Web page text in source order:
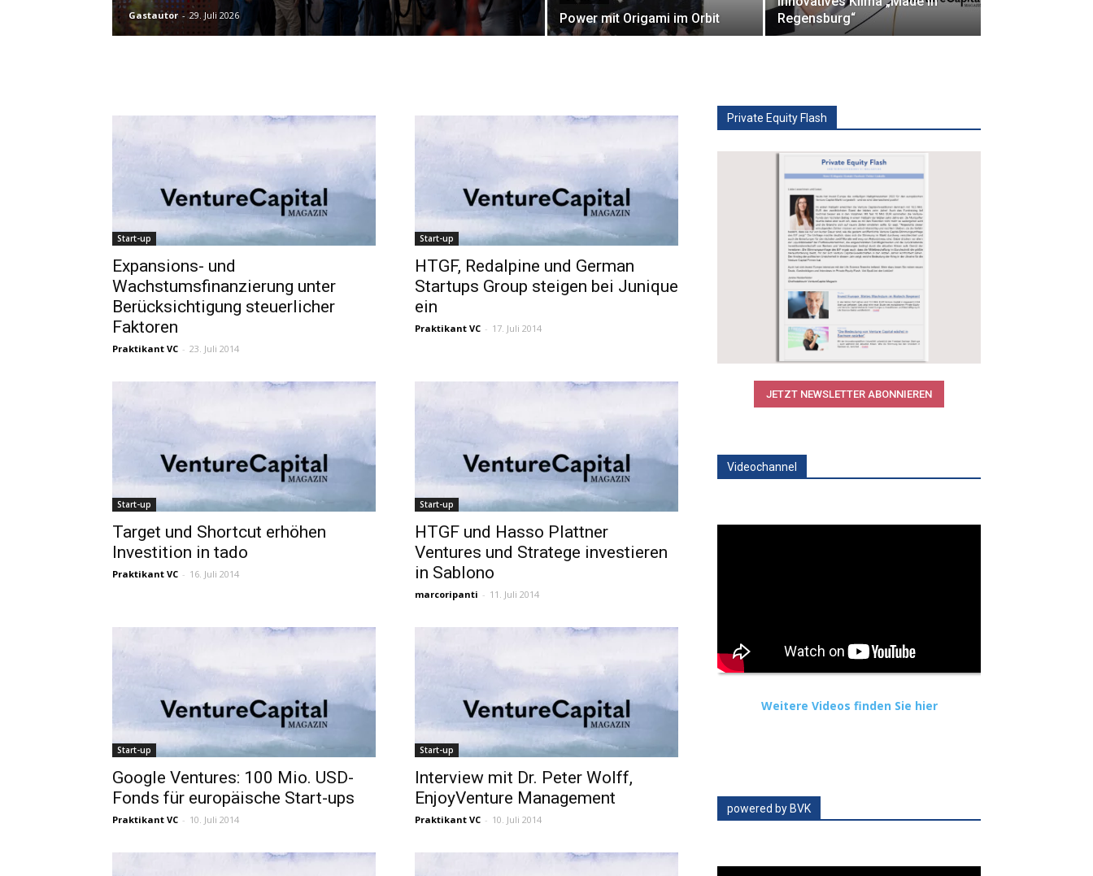
Gastautor - 29. Juli 2026 Power mit­ Origami im Orbit
Regensburg“
Start-up
Expansions- und
Wachstumsfinanzierung unter
Berücksichtigung steuerlicher
Faktoren
Praktikant VC - 23. Juli 2014
Start-up
HTGF, Redalpine und German
Startups Group steigen bei Junique
ein
Praktikant VC - 17. Juli 2014
Start-up
Target und Shortcut erhöhen
Investition in tado
Praktikant VC - 16. Juli 2014
Start-up
HTGF und Hasso Plattner
Ventures und Stratege investieren
in Sablono
marcoripanti - 11. Juli 2014
Start-up
Google Ventures: 100 Mio. USD-
Fonds für europäische Start-ups
Praktikant VC - 10. Juli 2014
Start-up
Interview mit Dr. Peter Wolff,
EnjoyVenture Management
Praktikant VC - 10. Juli 2014
Private Equity Flash
JETZT NEWSLETTER ABONNIEREN
Videochannel
Weitere Videos finden Sie hier
powered by BVK